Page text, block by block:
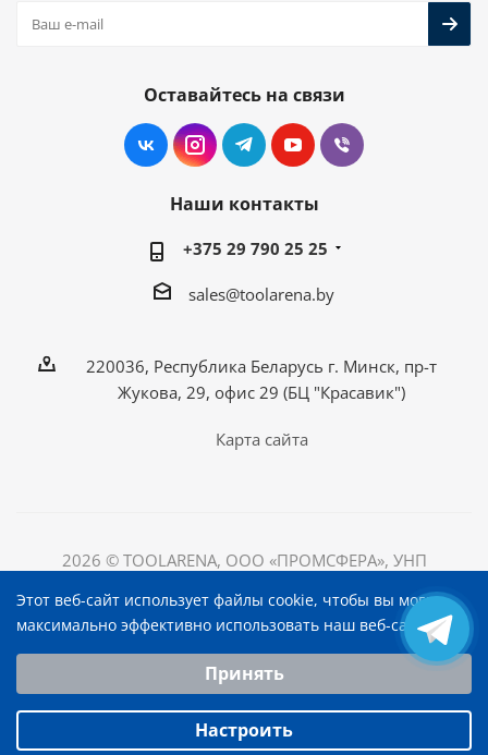
Оставайтесь на связи
Наши контакты
+375 29 790 25 25
sales@toolarena.by
220036, Республика Беларусь г. Минск, пр-т
Жукова, 29, офис 29 (БЦ "Красавик")
Карта сайта
2026 © TOOLARENA, ООО «ПРОМСФЕРА», УНП
220036, Республика Беларусь, г. Минск, пр-т Жукова, д.
29, офис 29, БЦ "Красавик"
Этот веб-сайт использует файлы cookie, чтобы вы могли
максимально эффективно использовать наш веб-сайт.
Выберите настройки cookie
Аналитические/Функциональные
Принять
Настроить